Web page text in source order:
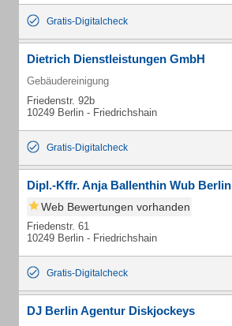
Gratis-Digitalcheck
Dietrich Dienstleistungen GmbH
Gebäudereinigung
Friedenstr. 92b
10249 Berlin - Friedrichshain
Gratis-Digitalcheck
Dipl.-Kffr. Anja Ballenthin Wub Berlin
Web Bewertungen vorhanden
Friedenstr. 61
10249 Berlin - Friedrichshain
Gratis-Digitalcheck
DJ Berlin Agentur Diskjockeys